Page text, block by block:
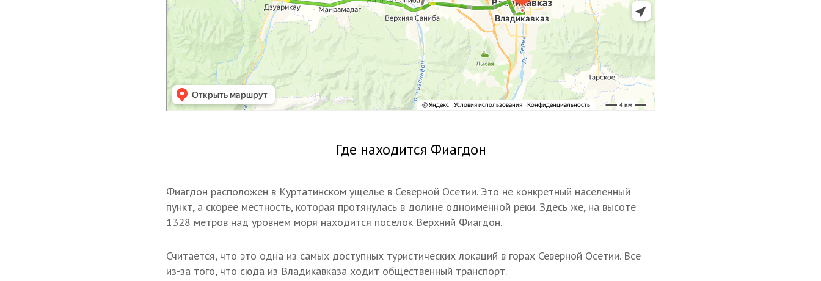
Где находится Фиагдон
Фиагдон расположен в Куртатинском ущелье в Северной Осетии. Это не конкретный населенный
пункт, а скорее местность, которая протянулась в долине одноименной реки. Здесь же, на высоте
1328 метров над уровнем моря находится поселок Верхний Фиагдон.
Считается, что это одна из самых доступных туристических локаций в горах Северной Осетии. Все
из-за того, что сюда из Владикавказа ходит общественный транспорт.